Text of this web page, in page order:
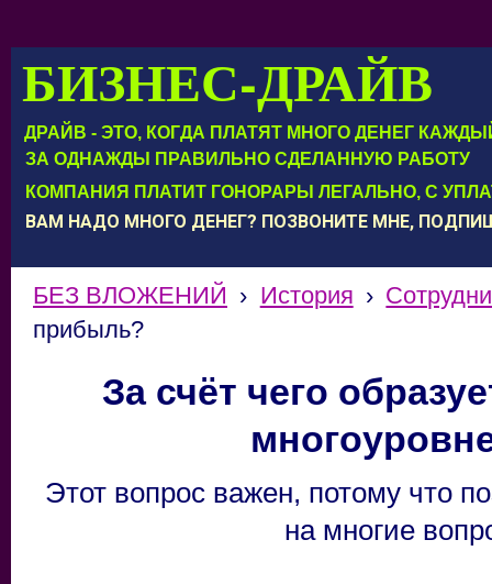
БИЗНЕС-ДРАЙВ
ДРАЙВ - ЭТО, КОГДА ПЛАТЯТ МНОГО ДЕНЕГ
КОМПАНИЯ ПЛАТИТ ГОНОРАРЫ ЛЕГАЛЬНО, С
ЗА ОДНАЖДЫ ПРАВИЛЬНО СДЕЛАННУЮ РАБОТУ
ВАМ НАДО МНОГО ДЕНЕГ? ПОЗВОНИТЕ МНЕ,
БЕЗ ВЛОЖЕНИЙ › История ›
прибыль?
За счёт чего
Этот вопрос важен, потому что
на многие